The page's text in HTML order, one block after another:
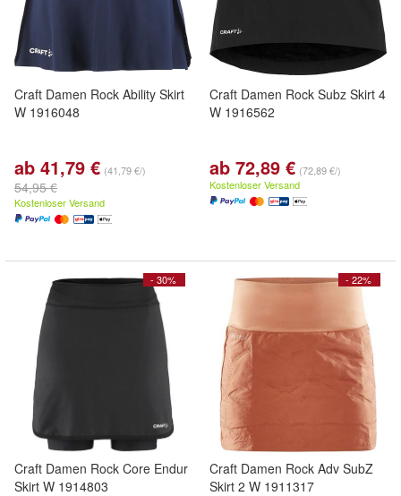
Craft Damen Rock Ability Skirt
W 1916048
ab 41,79 € (41,79 €/)
54,95 €
Kostenloser Versand
Craft Damen Rock Subz Skirt 4
W 1916562
ab 72,89 € (72,89 €/)
Kostenloser Versand
- 30%
Craft Damen Rock Core Endur
Skirt W 1914803
- 22%
Craft Damen Rock Adv SubZ
Skirt 2 W 1911317